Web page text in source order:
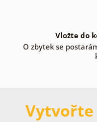
Vložte do
O zbytek se
Vytvořte